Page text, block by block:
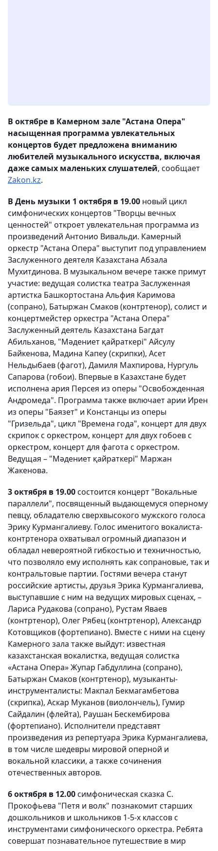
В октябре в Камерном зале "Астана Опера"
насыщенная программа увлекательных
концертов будет предложена вниманию
любителей музыкального искусства, включая
даже самых маленьких слушателей, сообщает
Zakon.kz.
В День музыки 1 октября в 19.00 новый цикл
симфонических концертов "Творцы вечных
ценностей" откроет увлекательная программа из
произведений Антонио Вивальди. Камерный
оркестр "Астана Опера" выступит под управлением
Заслуженного деятеля Казахстана Абзала
Мухитдинова. В музыкальном вечере также примут
участие: ведущая солистка театра Заслуженная
артистка Башкортостана Альфия Каримова
(сопрано), Батыржан Смаков (контртенор), солист и
концертмейстер оркестра "Астана Опера"
Заслуженный деятель Казахстана Багдат
Абильханов, "Мәдениет қайраткері" Айсулу
Байкенова, Мадина Капеу (скрипки), Асет
Нельдыбаев (фагот), Дамиля Махпирова, Нургуль
Сапарова (гобои). Впервые в Казахстане будет
исполнена ария Персея из оперы "Освобожденная
Андромеда". Программа также включает арии Ирен
из оперы "Баязет" и Констанцы из оперы
"Гризельда", цикл "Времена года", концерт для двух
скрипок с оркестром, концерт для двух гобоев с
оркестром, концерт для фагота с оркестром.
Ведущая – "Мәдениет қайраткері" Маржан
Жакенова.
3 октября в 19.00состоится концерт "Вокальные
параллели", посвященный выдающемуся оперному
певцу, обладателю сверхвысокого мужского голоса
Эрику Курмангалиеву. Голос именитого вокалиста-
контртенора охватывал огромный диапазон и
обладал невероятной гибкостью и техничностью,
что позволяло ему исполнять как сопрановые, так и
контральтовые партии. Гостями вечера станут
российские артисты, друзья Эрика Курмангалиева,
выступавшие с ним на ведущих мировых сценах, –
Лариса Рудакова (сопрано), Рустам Яваев
(контртенор), Олег Рябец (контртенор), Александр
Котовщиков (фортепиано). Вместе с ними на сцену
Камерного зала также выйдут: известная
казахстанская вокалистка, ведущая солистка
«Астана Опера» Жупар Габдуллина (сопрано),
Батыржан Смаков (контртенор), музыканты-
инструменталисты: Макпал Бекмагамбетова
(скрипка), Аскар Муканов (виолончель), Гумир
Сайдалин (флейта), Раушан Бескембирова
(фортепиано). Исполнители представят
произведения из репертуара Эрика Курмангалиева,
в том числе шедевры мировой оперной и
вокальной классики, а также сочинения
отечественных авторов.
6 октября в 12.00симфоническая сказка С.
Прокофьева "Петя и волк" познакомит старших
дошкольников и школьников 1-5-х классов с
инструментами симфонического оркестра. Ребята
совершат познавательное путешествие в мир